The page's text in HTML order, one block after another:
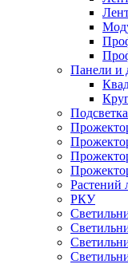
Панели и
Растений
РКУ